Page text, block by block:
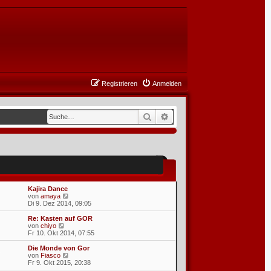
Anmelden
Registrieren
Suche
Kajira Dance
vonamaya
e
u
e
t
e
r
e
Di 9. Dez 2014, 09:05
Re: Kasten auf GOR
vonchiyo
e
u
e
s
t
e
Fr 10. Okt 2014, 07:55
Die Monde von Gor
vonFiasco
e
u
Fr 9. Okt 2015, 20:38